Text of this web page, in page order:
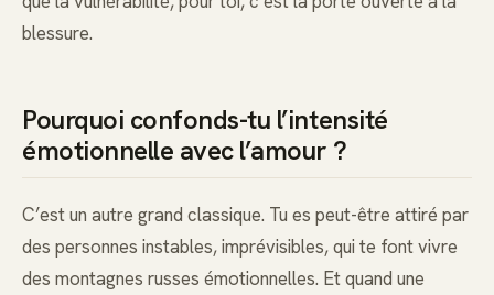
blessure.
Pourquoi confonds-tu l’intensité
émotionnelle avec l’amour ?
C’est un autre grand classique. Tu es peut-être attiré par
des personnes instables, imprévisibles, qui te font vivre
des montagnes russes émotionnelles. Et quand une